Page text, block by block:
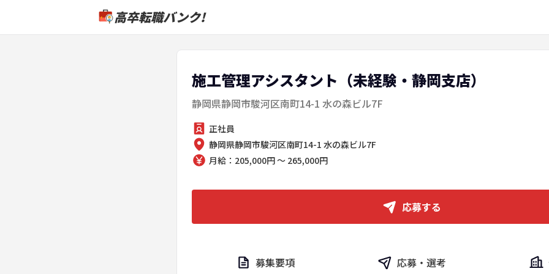
高卒転職バンク!
施工管理アシスタント（未経験・静岡支店）
静岡県静岡市駿河区南町14-1 水の森ビル7F
正社員
静岡県静岡市駿河区南町14-1 水の森ビル7F
月給：205,000円 ～ 265,000円
応募する
募集要項 応募・選考